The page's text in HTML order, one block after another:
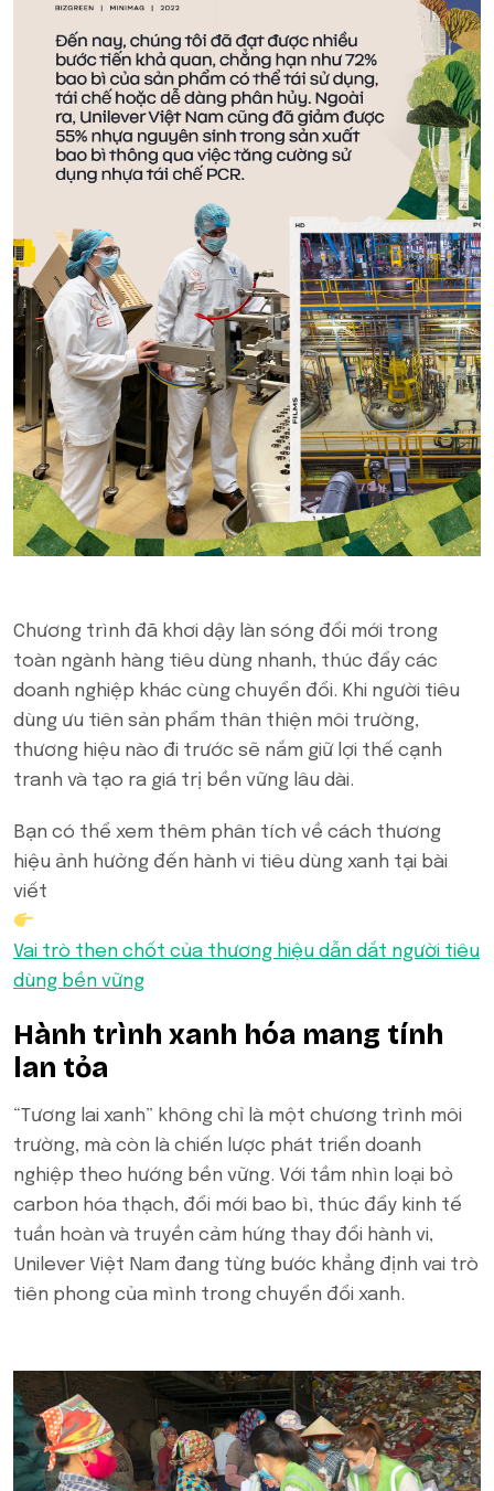
Chương trình đã khơi dậy làn sóng đổi mới trong
toàn ngành hàng tiêu dùng nhanh, thúc đẩy các
doanh nghiệp khác cùng chuyển đổi. Khi người tiêu
dùng ưu tiên sản phẩm thân thiện môi trường,
thương hiệu nào đi trước sẽ nắm giữ lợi thế cạnh
tranh và tạo ra giá trị bền vững lâu dài.
Bạn có thể xem thêm phân tích về cách thương
hiệu ảnh hưởng đến hành vi tiêu dùng xanh tại bài
viết
Vai trò then chốt của thương hiệu dẫn dắt người tiêu
dùng bền vững
Hành trình xanh hóa mang tính
lan tỏa
“Tương lai xanh” không chỉ là một chương trình môi
trường, mà còn là chiến lược phát triển doanh
nghiệp theo hướng bền vững. Với tầm nhìn loại bỏ
carbon hóa thạch, đổi mới bao bì, thúc đẩy kinh tế
tuần hoàn và truyền cảm hứng thay đổi hành vi,
Unilever Việt Nam đang từng bước khẳng định vai trò
tiên phong của mình trong chuyển đổi xanh.